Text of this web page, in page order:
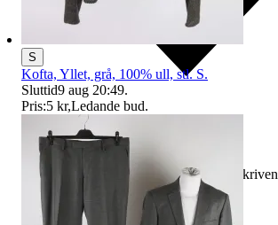
Ersättning om varan inte är som beskriven
S
Kofta, Yllet, grå, 100% ull, stl. S.
Sluttid9 aug 20:49.
Pris:5 kr,Ledande bud.